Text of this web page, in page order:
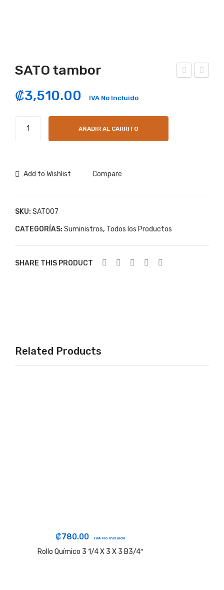
SATO tambor
₡3,510.00 IVA No Incluido
AÑADIR AL CARRITO
Add to Wishlist Compare
SKU: SAT007
CATEGORÍAS: Suministros, Todos los Productos
SHARE THIS PRODUCT
Related Products
₡780.00 IVA No Incluido
Rollo Químico 3 1/4 X 3 X 3 B3/4″